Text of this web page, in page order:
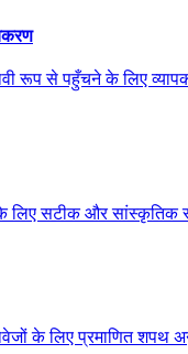
रूप से पहुँचने के लिए
के लिए सटीक और
के लिए प्रमाणित शपथ